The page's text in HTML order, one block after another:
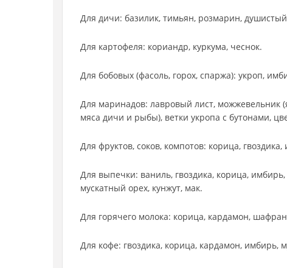
Для дичи: базилик, тимьян, розмарин,
Для картофеля: кориандр, куркума, чеснок.
Для бобовых (фасоль, горох, спаржа): укроп,
Для маринадов: лавровый лист, можжевельник
мяса дичи и рыбы), ветки укропа с бутонами,
Для фруктов, соков, компотов: корица,
Для выпечки: ваниль, гвоздика, корица,
мускатный орех, кунжут, мак.
Для горячего молока: корица, кардамон,
Для кофе: гвоздика, корица, кардамон, имбирь,